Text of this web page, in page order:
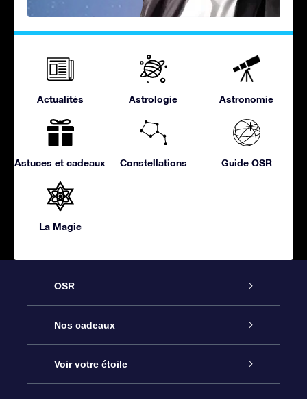
Actualités Astrologie Astronomie
Astuces et cadeaux Constellations Guide OSR
La Magie
OSR
Service
À propos de l’OSR
Nos cadeaux
Cadeau d’étoile en ligne
Voir votre étoile